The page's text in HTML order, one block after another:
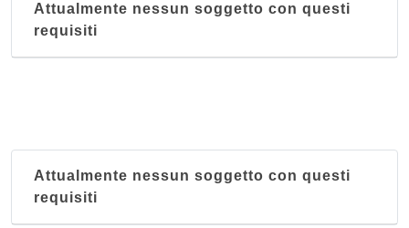
Attualmente nessun soggetto con questi
requisiti
Attualmente nessun soggetto con questi
requisiti